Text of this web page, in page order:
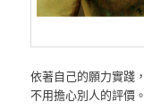
依著自己的願力實踐，
不用擔心別人的評價。